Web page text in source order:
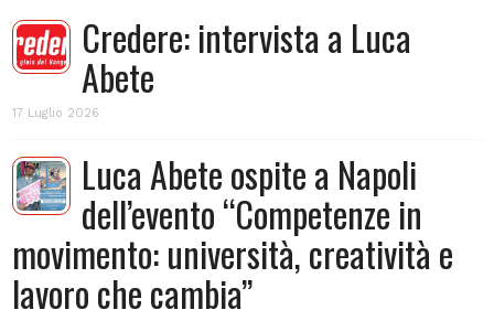
Credere: intervista a Luca
Abete
17 Luglio 2026
Luca Abete ospite a Napoli
dell’evento “Competenze in
movimento: università, creatività e
lavoro che cambia”